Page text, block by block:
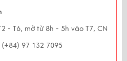
- T6, mở từ 8h - 5h vào T7, CN
97 132 7095